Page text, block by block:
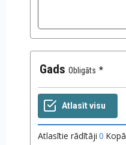
Gads Obligāts
Atlasītie rādītāji 0 Kopā